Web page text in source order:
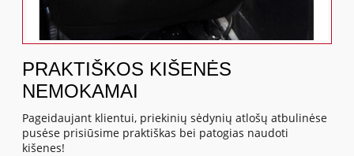
PRAKTIŠKOS KIŠENĖS
NEMOKAMAI
Pageidaujant klientui, priekinių sėdynių atlošų atbulinėse
pusėse prisiūsime praktiškas bei patogias naudoti
kišenes!